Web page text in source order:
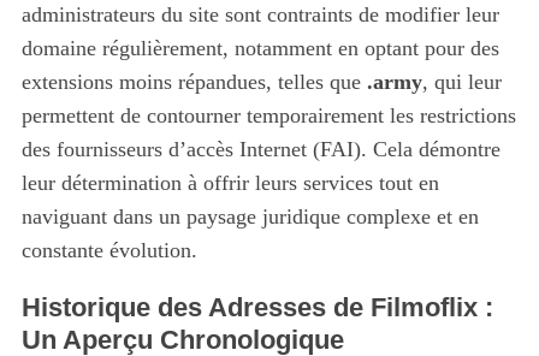
administrateurs du site sont contraints de modifier leur
domaine régulièrement, notamment en optant pour des
extensions moins répandues, telles que .army, qui leur
permettent de contourner temporairement les restrictions
des fournisseurs d’accès Internet (FAI). Cela démontre
leur détermination à offrir leurs services tout en
naviguant dans un paysage juridique complexe et en
constante évolution.
Historique des Adresses de Filmoflix :
Un Aperçu Chronologique